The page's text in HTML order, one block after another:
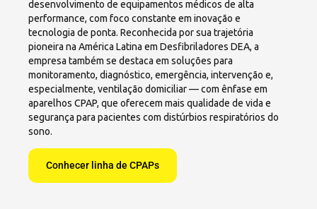
desenvolvimento de equipamentos médicos de alta
performance, com foco constante em inovação e
tecnologia de ponta. Reconhecida por sua trajetória
pioneira na América Latina em Desfibriladores DEA, a
empresa também se destaca em soluções para
monitoramento, diagnóstico, emergência, intervenção e,
especialmente, ventilação domiciliar — com ênfase em
aparelhos CPAP, que oferecem mais qualidade de vida e
segurança para pacientes com distúrbios respiratórios do
sono.
Conhecer linha de CPAPs